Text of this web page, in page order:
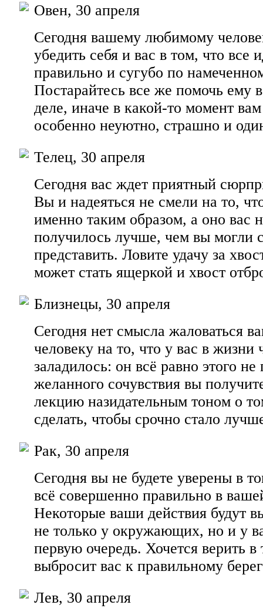
Овен, 30 апреля
Сегодня вашему любимому
убедить себя и вас в том, что все
правильно и сугубо по
Постарайтесь все же помочь ему
деле, иначе в какой-то момент
особенно неуютно, страшно и
Телец, 30 апреля
Сегодня вас ждет приятный
Вы и надеяться не смели на то,
именно таким образом, а оно вас
получилось лучше, чем вы могли
представить. Ловите удачу за
может стать ящеркой и хвост
Близнецы, 30 апреля
Сегодня нет смысла жаловаться
человеку на то, что у вас в жизни
заладилось: он всё равно этого
желанного сочувствия вы
лекцию назидательным тоном о
сделать, чтобы срочно стало
Рак, 30 апреля
Сегодня вы не будете уверены в
всё совершенно правильно в
Некоторые ваши действия будут
не только у окружающих, но и у
первую очередь. Хочется верить в
выбросит вас к правильному
Лев, 30 апреля